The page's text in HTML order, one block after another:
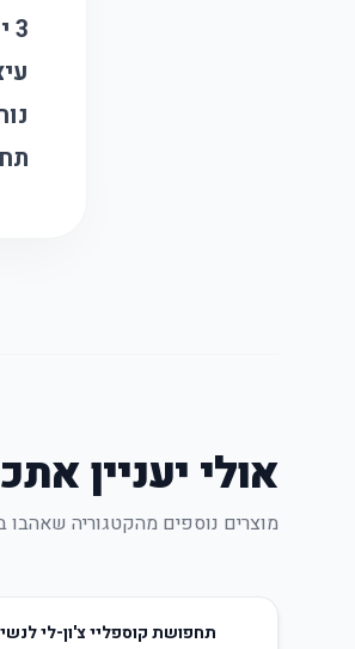
3 יתרונות של התחפושת:
אולי יעניין
מוצרים נוספים מהקטגוריה שאהבו
תחפושת קוספליי צ'ון-לי